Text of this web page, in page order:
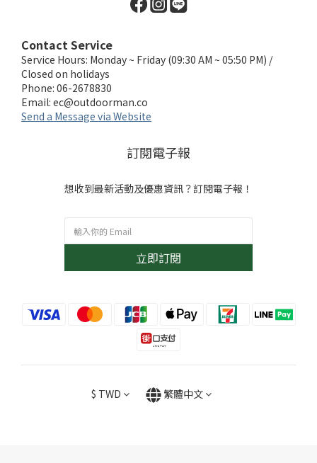
Contact Service
Service Hours: Monday ~ Friday (09:30 AM ~ 05:50 PM) /
Closed on holidays
Phone: 06-2678830
Email: ec@outdoorman.co
Send a Message via Website
訂閱電子報
想收到最新活動及優惠資訊？訂閱電子報！
立即訂閱
$ TWD 繁體中文